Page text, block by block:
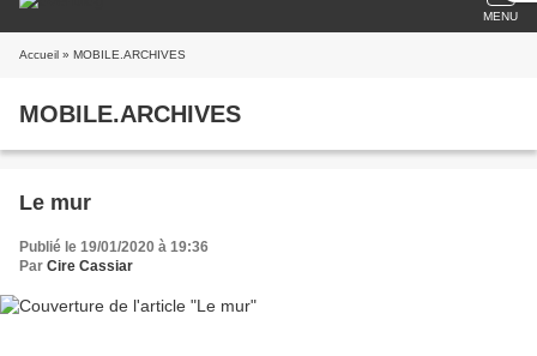
MENU
Accueil » MOBILE.ARCHIVES
MOBILE.ARCHIVES
Le mur
Publié le 19/01/2020 à 19:36
Par Cire Cassiar